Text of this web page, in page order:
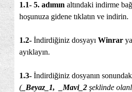
1.1- 5. adımın altındaki indirme
hoşunuza gidene tıklatın ve indirin.
1.2- İndirdiğiniz dosyayı Winrar
ayıklayın.
1.3- İndirdiğiniz dosyanın
(_Beyaz_1, _Mavi_2 şeklinde